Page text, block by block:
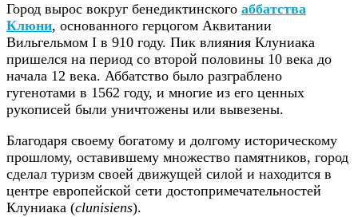
Город вырос вокруг бенедиктинского аббатства
Клюни, основанного герцогом Аквитании
Вильгельмом I в 910 году. Пик влияния Клуниака
пришелся на период со второй половины 10 века до
начала 12 века. Аббатство было разграблено
гугенотами в 1562 году, и многие из его ценных
рукописей были уничтожены или вывезены.
Благодаря своему богатому и долгому историческому
прошлому, оставившему множество памятников, город
сделал туризм своей движущей силой и находится в
центре европейской сети достопримечательностей
Клуниака (clunisiens).